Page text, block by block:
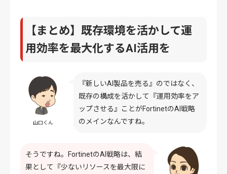
【まとめ】 既存環境を活かして運
用効率を最大化するAI活用を
山口くん
『新しいAI製品を売る』のではなく、
既存の構成を活かして『運用効率をア
ップさせる』ことがFortinetのAI戦略
のメインなんですね。
そうですね。FortinetのAI戦略は、結
果として『少ないリソースを最大限に